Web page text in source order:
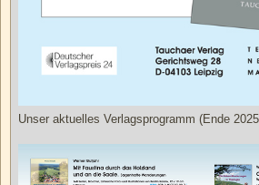
Unser aktuelles Verlagsprogramm (Ende